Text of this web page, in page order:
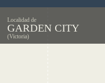
Localidad de
GARDEN CITY
(Victoria)